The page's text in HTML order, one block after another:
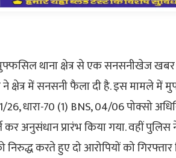
थाना क्षेत्र से एक सनसनीखेज
क्षेत्र में सनसनी फैला दी है. इस मामले में
धारा-70 (1) BNS, 04/06 पोक्सो
कर अनुसंधान प्रारंभ किया गया. वहीं
करते हुए दो आरोपियों को